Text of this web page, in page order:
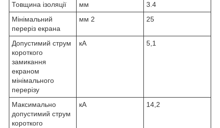
Товщина ізоляції мм
3.4
Мінімальний
переріз екрана
мм 2 25
Допустимий струм
короткого
замикання
екраном
мінімального
перерізу
кА 5,1
Максимально
допустимий струм
короткого
кА 14,2